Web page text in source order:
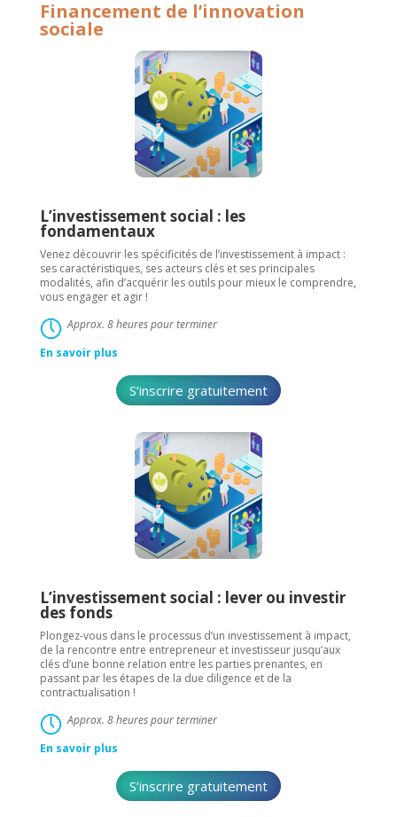
Financement de l’innovation
sociale
L’investissement social : les
fondamentaux
Venez découvrir les spécificités de l’investissement à impact :
ses caractéristiques, ses acteurs clés et ses principales
modalités, afin d’acquérir les outils pour mieux le comprendre,
vous engager et agir !
Approx. 8 heures pour terminer
En savoir plus
S’inscrire gratuitement
L’investissement social : lever ou investir
des fonds
Plongez-vous dans le processus d’un investissement à impact,
de la rencontre entre entrepreneur et investisseur jusqu’aux
clés d’une bonne relation entre les parties prenantes, en
passant par les étapes de la due diligence et de la
contractualisation !
Approx. 8 heures pour terminer
En savoir plus
S’inscrire gratuitement